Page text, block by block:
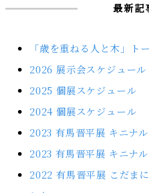
最新記
「歳を重ねる人と木」ト
2026 展示会スケジュール
2025 個展スケジュール
2024 個展スケジュール
2023 有馬晋平展 キニナ
2023 有馬晋平展 キニナ
2022 有馬晋平展 こだま